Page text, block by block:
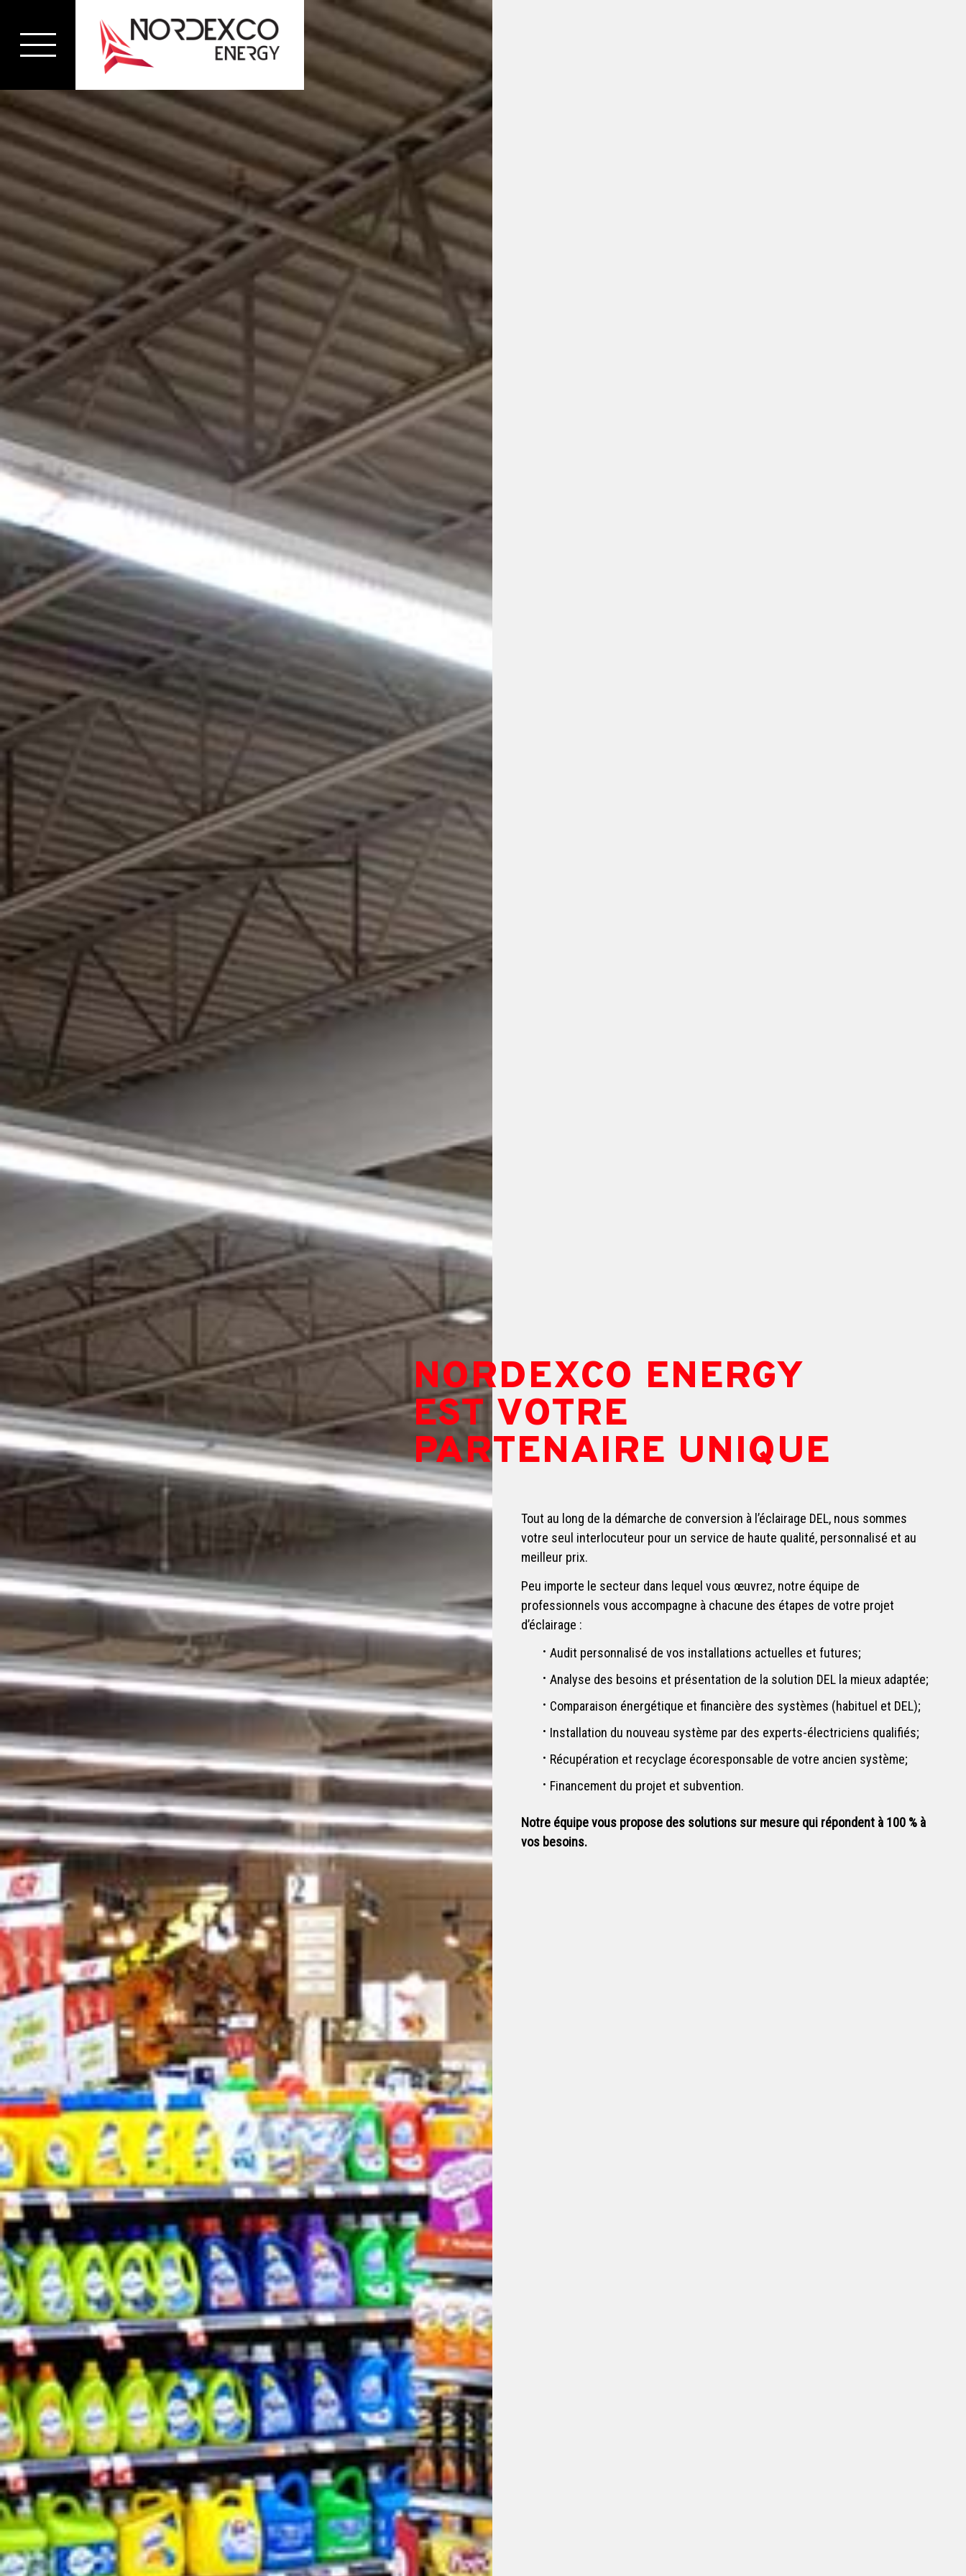
NORDEXCO ENERGY
EST VOTRE
PARTENAIRE UNIQUE
Tout au long de la démarche de conversion à l’éclairage DEL, nous sommes
votre seul interlocuteur pour un service de haute qualité, personnalisé et au
meilleur prix.
Peu importe le secteur dans lequel vous œuvrez, notre équipe de
professionnels vous accompagne à chacune des étapes de votre projet
d’éclairage :
Audit personnalisé de vos installations actuelles et futures;
Analyse des besoins et présentation de la solution DEL la mieux adaptée;
Comparaison énergétique et financière des systèmes (habituel et DEL);
Installation du nouveau système par des experts-électriciens qualifiés;
Récupération et recyclage écoresponsable de votre ancien système;
Financement du projet et subvention.
Notre équipe vous propose des solutions sur mesure qui répondent à 100 % à
vos besoins.